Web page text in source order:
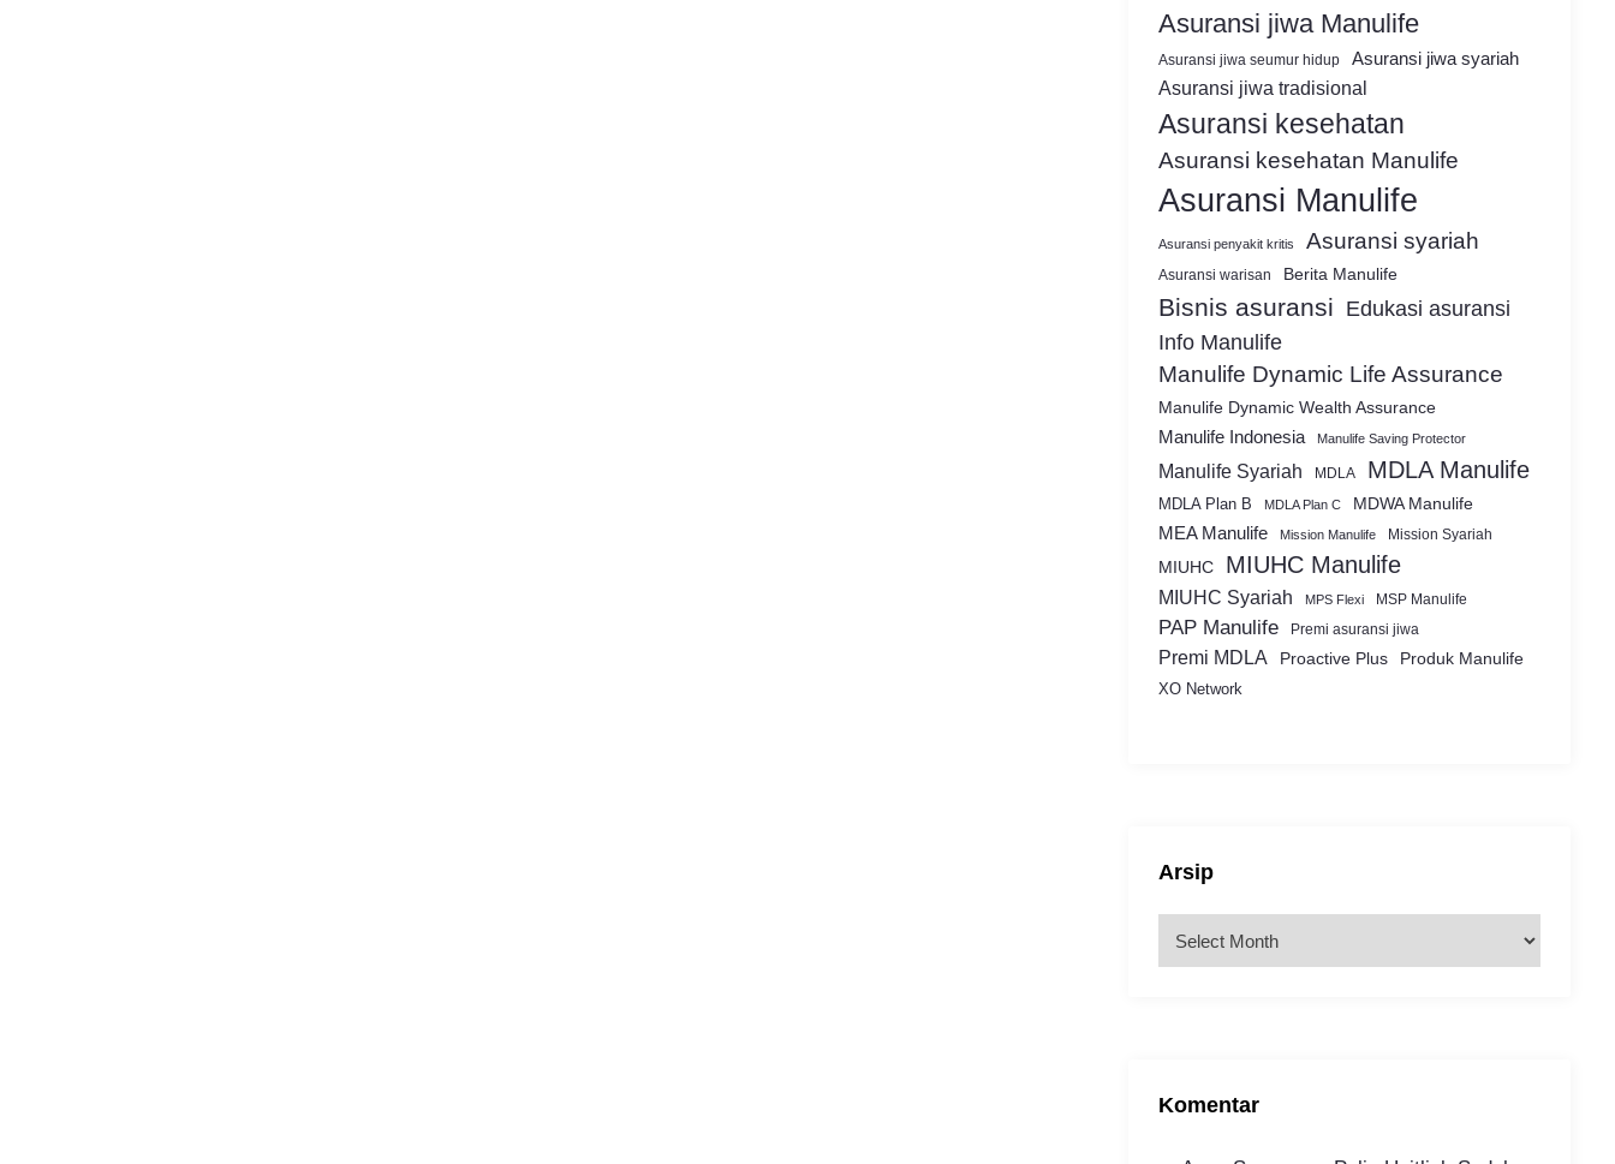
Asuransi jiwa Manulife
Asuransi jiwa seumur hidup Asuransi jiwa syariah
Asuransi jiwa tradisional
Asuransi kesehatan
Asuransi kesehatan Manulife
Asuransi Manulife
Asuransi penyakit kritis Asuransi syariah
Asuransi warisan Berita Manulife
Bisnis asuransi Edukasi asuransi
Info Manulife
Manulife Dynamic Life Assurance
Manulife Dynamic Wealth Assurance
Manulife Indonesia
Manulife Saving Protector
Manulife Syariah MDLA MDLA Manulife
MDLA Plan B MDLA Plan C MDWA Manulife
MEA Manulife Mission Manulife Mission Syariah
MIUHC MIUHC Manulife
MIUHC Syariah MPS Flexi MSP Manulife
PAP Manulife Premi asuransi jiwa
Premi MDLA Proactive Plus Produk Manulife
XO Network
Arsip
Komentar